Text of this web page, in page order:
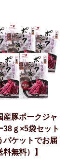
会員様限定！
ぎ便」「当日出荷」の
明」欄をご確認くださ
は、日付指定をせず
物が準備出来次第、発
ハムでは【金沢市】
ます。
産豚ポークジャ
38ｇ×5袋セット
パケットでお届
料無料）】